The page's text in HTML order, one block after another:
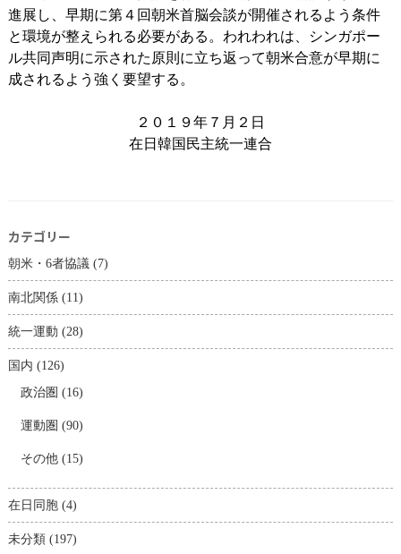
進展し、早期に第４回朝米首脳会談が開催されるよう条件
と環境が整えられる必要がある。われわれは、シンガポー
ル共同声明に示された原則に立ち返って朝米合意が早期に
成されるよう強く要望する。
２０１９年７月２日
在日韓国民主統一連合
カテゴリー
朝米・6者協議(7)
南北関係(11)
統一運動 (28)
国内 (126)
政治圏 (16)
運動圏 (90)
その他(15)
在日同胞(4)
未分類 (197)